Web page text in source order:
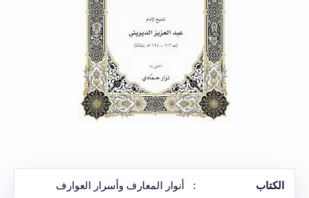
الكتاب : أنوار المعارف وأسرار العوارف